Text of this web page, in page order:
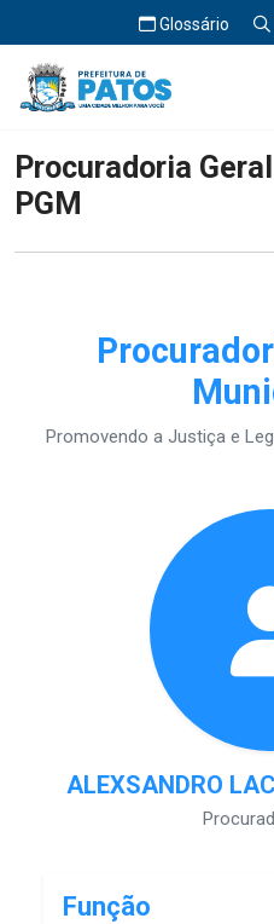
Glossário
Início Procuradoria Geral do
Procuradoria
PGM
Promovendo a Justiça e
ALEXSANDRO
Função